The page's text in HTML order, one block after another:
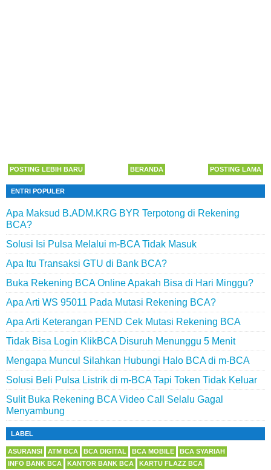
POSTING LEBIH BARU POSTING LAMA
BERANDA
ENTRI POPULER
Apa Maksud B.ADM.KRG BYR Terpotong di Rekening
BCA?
Solusi Isi Pulsa Melalui m-BCA Tidak Masuk
Apa Itu Transaksi GTU di Bank BCA?
Buka Rekening BCA Online Apakah Bisa di Hari Minggu?
Apa Arti WS 95011 Pada Mutasi Rekening BCA?
Apa Arti Keterangan PEND Cek Mutasi Rekening BCA
Tidak Bisa Login KlikBCA Disuruh Menunggu 5 Menit
Mengapa Muncul Silahkan Hubungi Halo BCA di m-BCA
Solusi Beli Pulsa Listrik di m-BCA Tapi Token Tidak Keluar
Sulit Buka Rekening BCA Video Call Selalu Gagal
Menyambung
LABEL
ASURANSI ATM BCA BCA DIGITAL BCA MOBILE
BCA SYARIAH
INFO BANK BCA
KANTOR BANK BCA KARTU FLAZZ BCA